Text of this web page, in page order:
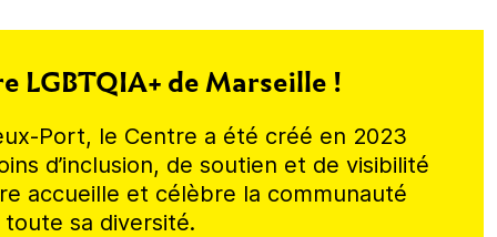
LGBTQIA+ de Marseille !
Port, le Centre a été créé en 2023
d’inclusion, de soutien et de visibilité
accueille et célèbre la communauté
sa diversité.